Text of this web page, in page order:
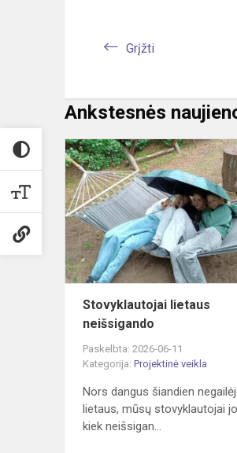
Grįžti
Ankstesnės
Stovyklautojai lietaus
neišsigando
Paskelbta: 2026-06-11
Kategorija: Projektinė veikla
Nors dangus šiandien
lietaus, mūsų stovyklautojai
kiek neišsigan...